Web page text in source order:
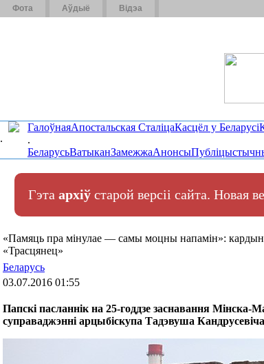
Фота Аўдыё Відэа
.
ГалоўнаяАпостальская СталіцаКасцёл у Беларусі
.
БеларусьВатыканЗамежжаАнонсы
Гэта архіў старой версіі сайта. Новая
«Памяць пра мінулае — самы моцны напамін»:
«Трасцянец»
Беларусь
03.07.2016 01:55
Папскі пасланнік на 25-годдзе заснавання
суправаджэнні арцыбіскупа Тадэвуша